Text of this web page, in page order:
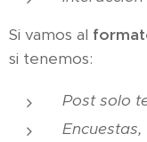
Si vamos al
si tenemos:
Post solo